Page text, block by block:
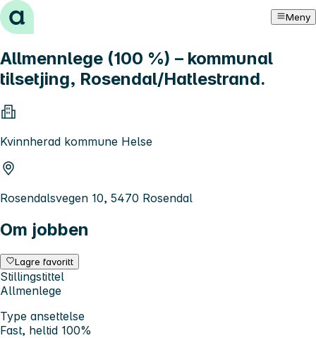
Hopp til innhold Meny
Allmennlege (100 %) – kommunal
tilsetjing, Rosendal/Hatlestrand.
Kvinnherad kommune Helse
Rosendalsvegen 10, 5470 Rosendal
Om jobben
Lagre favoritt
Stillingstittel
Allmenlege
Type ansettelse
Fast, heltid 100%